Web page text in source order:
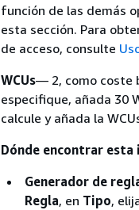
función de las demás
esta sección. Para
de acceso, consulte
WCUs— 2, como coste
especifique, añada 30
calcule y añada la
Dónde encontrar
Generador de
Regla, en Tipo,